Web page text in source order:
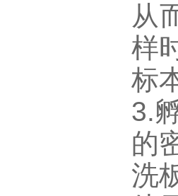
从
样
标
3.
的
洗